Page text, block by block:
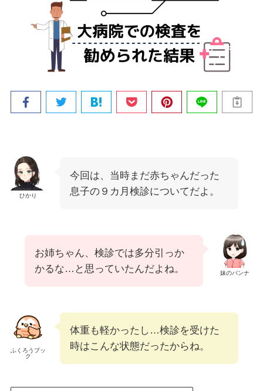
ひかり
今回は、当時まだ赤ちゃんだった
息子の９カ月検診についてだよ。
妹のパンナ
お姉ちゃん、検診では多分引っか
かるな…と思っていたんだよね。
ふくろうプッ
ク
体重も軽かったし…検診を受けた
時はこんな状態だったからね。